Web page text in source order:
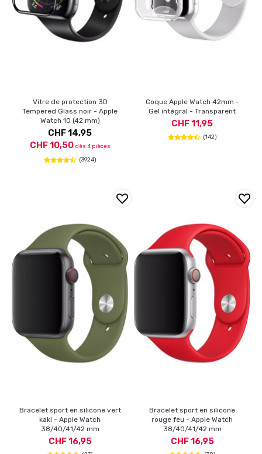
Vitre de protection 3D
Tempered Glass noir - Apple
Watch 10 (42 mm)
CHF 14,95
CHF 10,50 dès 4 pièces
(3924)
Coque Apple Watch 42mm -
Gel intégral - Transparent
CHF 11,95
(142)
Bracelet sport en silicone vert
kaki - Apple Watch
38/40/41/42 mm
CHF 16,95
Bracelet sport en silicone
rouge feu - Apple Watch
38/40/41/42 mm
CHF 16,95